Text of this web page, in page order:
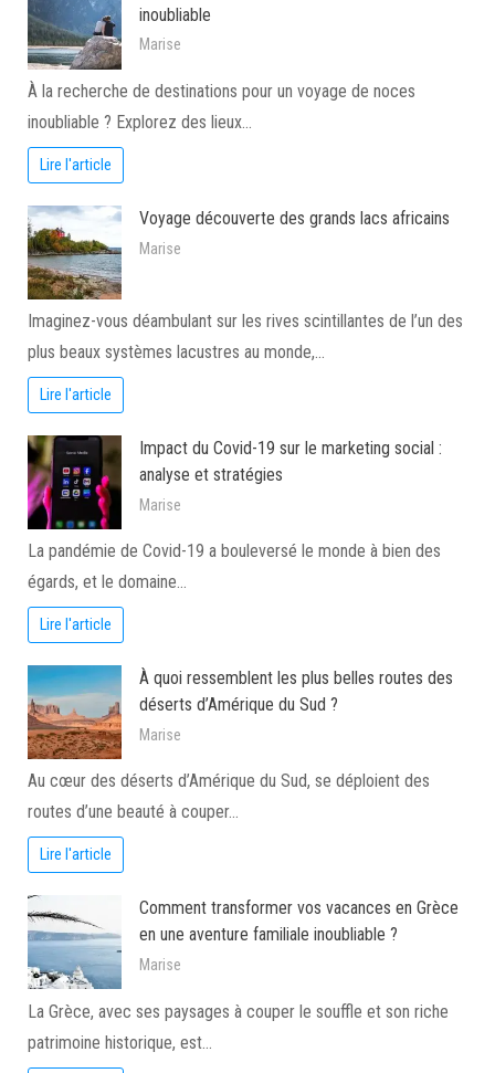
inoubliable
Marise
À la recherche de destinations pour un voyage de noces
inoubliable ? Explorez des lieux…
Lire l'article
Voyage découverte des grands lacs africains
Marise
Imaginez-vous déambulant sur les rives scintillantes de l’un des
plus beaux systèmes lacustres au monde,…
Lire l'article
Impact du Covid-19 sur le marketing social :
analyse et stratégies
Marise
La pandémie de Covid-19 a bouleversé le monde à bien des
égards, et le domaine…
Lire l'article
À quoi ressemblent les plus belles routes des
déserts d’Amérique du Sud ?
Marise
Au cœur des déserts d’Amérique du Sud, se déploient des
routes d’une beauté à couper…
Lire l'article
Comment transformer vos vacances en Grèce
en une aventure familiale inoubliable ?
Marise
La Grèce, avec ses paysages à couper le souffle et son riche
patrimoine historique, est…